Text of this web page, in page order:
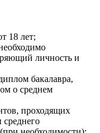
18 лет;
личность и
бакалавра,
о среднем
проходящих
среднего